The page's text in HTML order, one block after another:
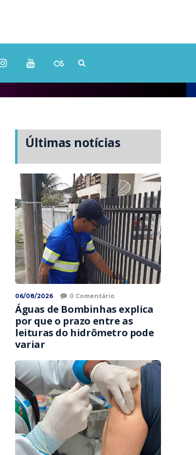
Últimas notícias
06/08/2026 0 Comentário
Águas de Bombinhas explica
por que o prazo entre as
leituras do hidrômetro pode
variar